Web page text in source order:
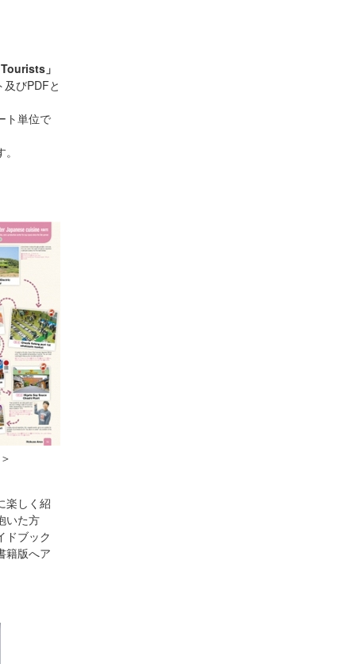
」
びPDFと
単位で
楽しく紹
いた方
ドブック
籍版へア